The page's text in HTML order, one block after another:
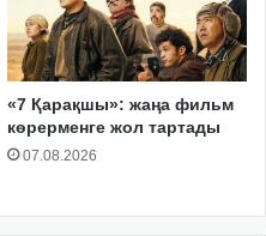
«7 Қарақшы»: жаңа фильм
көрерменге жол тартады
07.08.2026